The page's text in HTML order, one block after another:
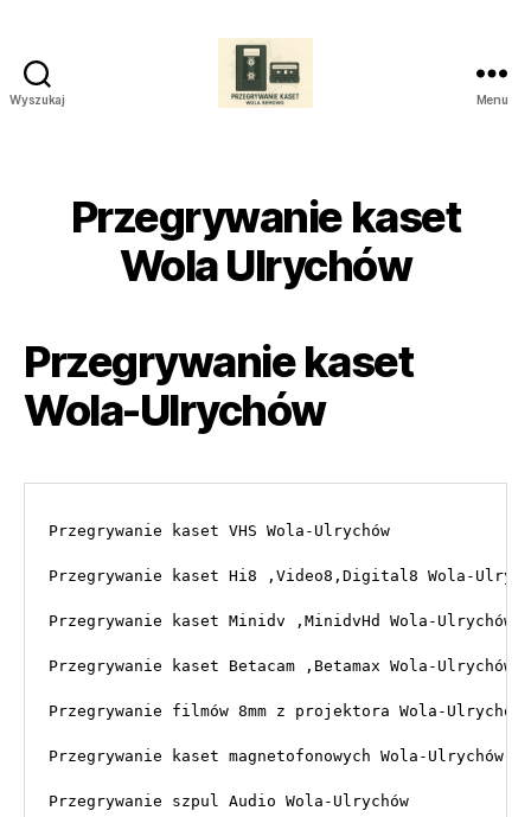
Wyszukaj
Wola
Bemowo
Menu
Przegrywanie kaset
Wola Ulrychów
Przegrywanie kaset
Wola-Ulrychów
Przegrywanie kaset VHS Wola-Ulrychów
Przegrywanie kaset Hi8 ,Video8,Digital8 Wola-
Przegrywanie kaset Minidv ,MinidvHd Wola-Ulrychów
Przegrywanie kaset Betacam ,Betamax Wola-Ulrychów
Przegrywanie filmów 8mm z projektora Wola-Ulrychów
Przegrywanie kaset magnetofonowych Wola-Ulrychów
Przegrywanie szpul Audio Wola-Ulrychów